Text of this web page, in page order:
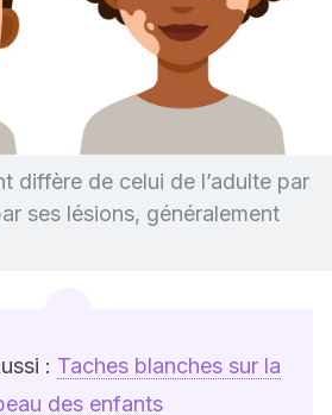
diffère de celui de l’adulte par
ses lésions, généralement
: Taches blanches sur la
des enfants